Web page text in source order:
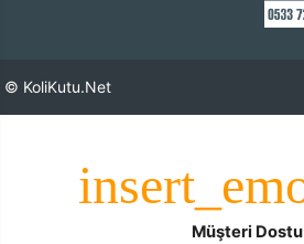
© KoliKutu.Net
Müşteri Dostu